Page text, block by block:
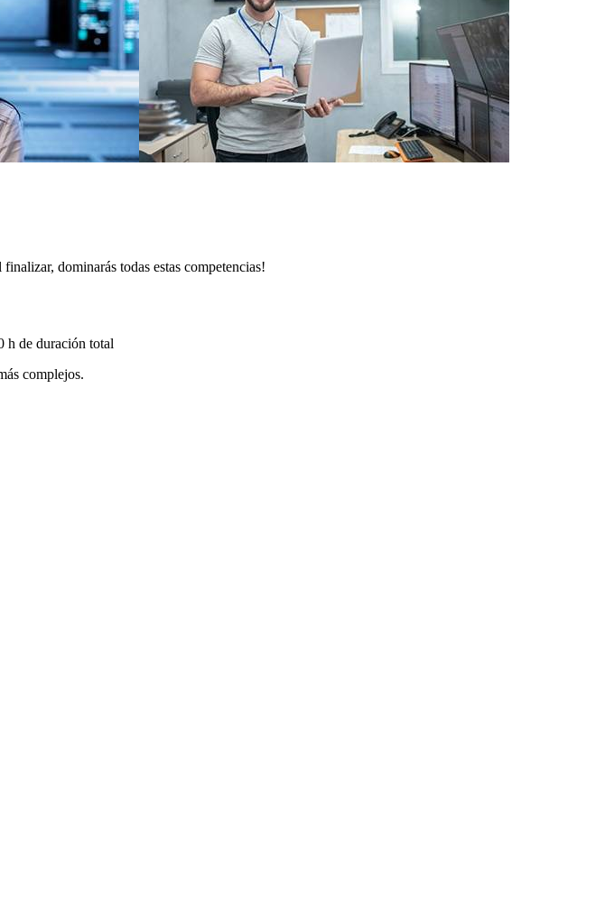
finalizar, dominarás todas estas competencias!
h de duración total
complejos.